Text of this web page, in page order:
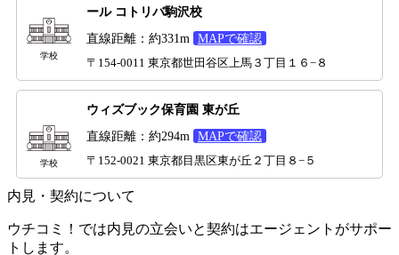
学校
ール コトリバ駒沢校
直線距離：約331m
MAPで確認
〒154-0011 東京都世田谷区上馬３丁目１６−８
学校
ウィズブック保育園 東が丘
直線距離：約294m
MAPで確認
〒152-0021 東京都目黒区東が丘２丁目８−５
内見・契約について
ウチコミ！では内見の立会いと契約はエージェントがサポー
トします。